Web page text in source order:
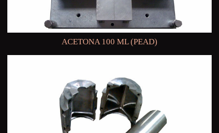
ACETONA 100 ML (PEAD)